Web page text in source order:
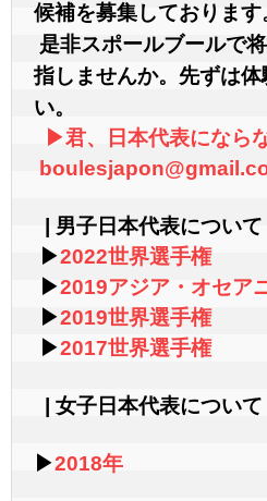
講習会情報
公式LINE
お問い合わせ
候補を募集しております
指しませんか。先ずは
い。
▶︎君、日本代表になら
▶︎2022世界選手権
▶︎2019アジア・オセア
▶︎2019世界選手権
▶︎
  | 女子日本代表について
▶︎2018年